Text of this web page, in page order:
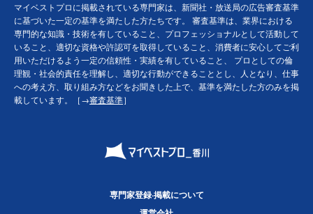
マイベストプロに掲載されている専門家は、新聞社・放送局の広告審査基準
に基づいた一定の基準を満たした方たちです。 審査基準は、業界における
専門的な知識・技術を有していること、プロフェッショナルとして活動して
いること、適切な資格や許認可を取得していること、消費者に安心してご利
用いただけるよう一定の信頼性・実績を有していること、 プロとしての倫
理観・社会的責任を理解し、適切な行動ができることとし、人となり、仕事
への考え方、取り組み方などをお聞きした上で、基準を満たした方のみを掲
載しています。［→審査基準］
専門家登録·掲載について